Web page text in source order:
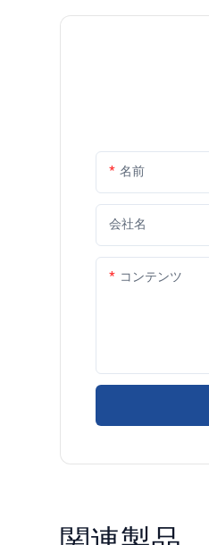
名前
会社名
コンテンツ